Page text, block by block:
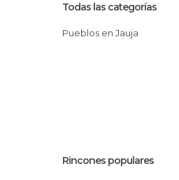
Todas las categorías
Pueblos en Jauja
Rincones populares